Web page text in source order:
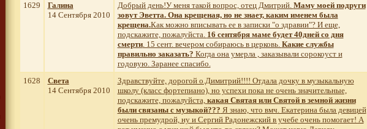
1629
Галина
14 Сентября 2010
Добрый день!У меня такой вопрос, отец Дмитрий. Маму моей подруги
зовут Эветта. Она крещеная, но не знает, каким именем была
крещена.Как можно вписывать ее в записки "о здравии"? И еще,
подскажите, пожалуйста. 16 сентября маме будет 40дней со дня
смерти. 15 сент. вечером собираюсь в церковь. Какие службы
правильно заказать? Когда она умерла , заказывали сорокоуст и
годовую. Заранее спасибо.
1628
Света
14 Сентября 2010
Здравствуйте, дорогой о.Димитрий!!!! Отдала дочку в музыкальную
школу (класс фортепиано), но успехи пока не очень значительные,
подскажите, пожалуйста, какая Святая или Святой в земной жизни
были связаны с музыкой??? Я знаю, что вмч. Екатерина была девицей
очень премудрой, ну и Сергий Радонежский в учебе очень помогает! А